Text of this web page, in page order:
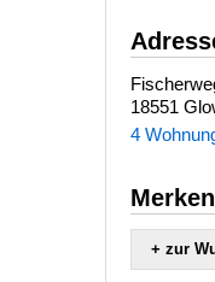
18551
4
Merken
+ zur